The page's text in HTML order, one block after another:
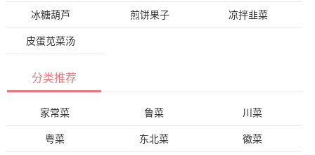
冰糖葫芦 煎饼果子 凉拌韭菜
皮蛋苋菜汤
分类推荐
家常菜 鲁菜 川菜
粤菜 东北菜 徽菜